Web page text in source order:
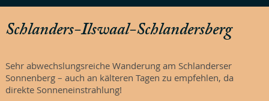
Schlanders-Ilswaal-Schlandersberg
Sehr abwechslungsreiche Wanderung am Schlanderser
Sonnenberg – auch an kälteren Tagen zu empfehlen, da
direkte Sonneneinstrahlung!